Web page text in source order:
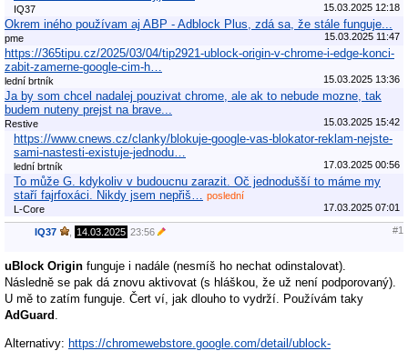
IQ37 15.03.2025 12:18
Okrem iného používam aj ABP - Adblock Plus, zdá sa, že stále funguje...
pme 15.03.2025 11:47
https://365tipu.cz/2025/03/04/tip2921-ublock-origin-v-chrome-i-edge-konci-
zabit-zamerne-google-cim-h…
lední brtník 15.03.2025 13:36
Ja by som chcel nadalej pouzivat chrome, ale ak to nebude mozne, tak
budem nuteny prejst na brave...
Restive 15.03.2025 15:42
https://www.cnews.cz/clanky/blokuje-google-vas-blokator-reklam-nejste-
sami-nastesti-existuje-jednodu…
lední brtník 17.03.2025 00:56
To může G. kdykoliv v budoucnu zarazit. Oč jednodušší to máme my
staří fajrfoxáci. Nikdy jsem nepřiš…
poslední
L-Core
17.03.2025 07:01
IQ37 14.03.2025 23:56 #1
uBlock Origin funguje i nadále (nesmíš ho nechat odinstalovat).
Následně se pak dá znovu aktivovat (s hláškou, že už není podporovaný).
U mě to zatím funguje. Čert ví, jak dlouho to vydrží. Používám taky
AdGuard
Alternativy: https://chromewebstore.google.com/detail/ublock-